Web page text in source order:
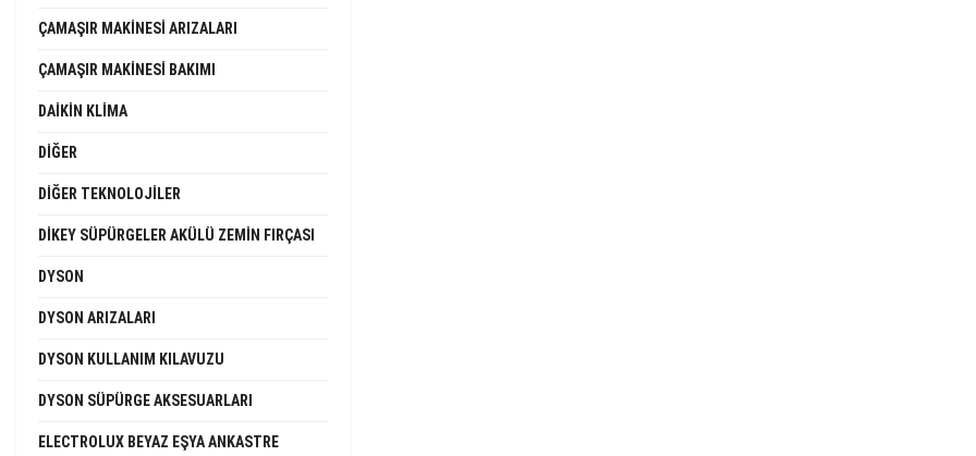
ÇAMAŞIR MAKINESI ARIZALARI
ÇAMAŞIR MAKINESI BAKIMI
DAIKIN KLIMA
DIĞER
DIĞER TEKNOLOJILER
DIKEY SÜPÜRGELER AKÜLÜ ZEMIN FIRÇASI
DYSON
DYSON ARIZALARI
DYSON KULLANIM KILAVUZU
DYSON SÜPÜRGE AKSESUARLARI
ELECTROLUX BEYAZ EŞYA ANKASTRE